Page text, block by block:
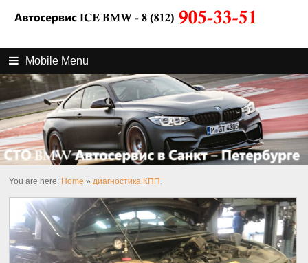
Mobile Menu
You are here: Home »диагностика КПП.